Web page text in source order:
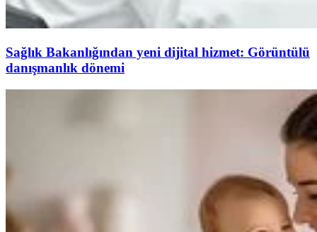
Sağlık Bakanlığından yeni dijital hizmet: Görüntülü
danışmanlık dönemi